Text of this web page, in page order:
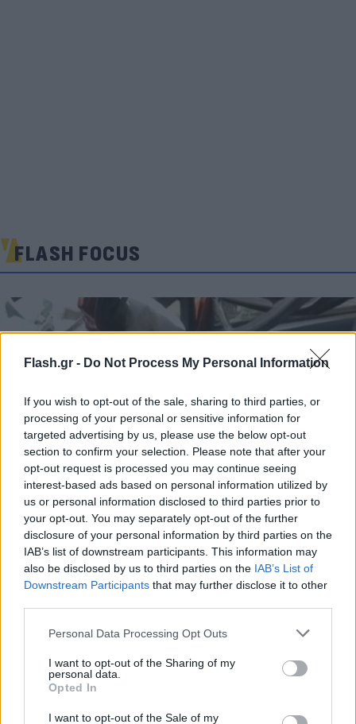
Flash.gr - Do Not Process My Personal Information
If you wish to opt-out of the sale, sharing to third parties, or
processing of your personal or sensitive information for
targeted advertising by us, please use the below opt-out
section to confirm your selection. Please note that after your
opt-out request is processed you may continue seeing
interest-based ads based on personal information utilized by
us or personal information disclosed to third parties prior to
your opt-out. You may separately opt-out of the further
disclosure of your personal information by third parties on the
IAB’s list of downstream participants. This information may
also be disclosed by us to third parties on the IAB’s List of
Downstream Participants that may further disclose it to other
Please note that this website/app uses one or more Google
not limited to your visit or usage behaviour. You may click to
grant or deny consent to Google and its third-party tags to
use your data for below specified purposes in below Google
consent section.
Personal Data Processing Opt Outs
I want to opt-out of the Sharing of my
personal data.
Opted In
I want to opt-out of the Sale of my
FLASH FOCUS
Πραγματογνώμονας για το τροχαίο στις
Σέρρες: «Κάτι απέσπασε την προσοχή του
οδηγού»